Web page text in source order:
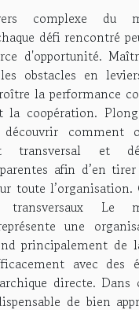
complexe du
défi rencontré
d'opportunité.
obstacles en
la performance
la coopération.
comment
transversal et
afin d’en
toute l’organisation.
Le
une
principalement de
avec des
directe. Dans
de bien